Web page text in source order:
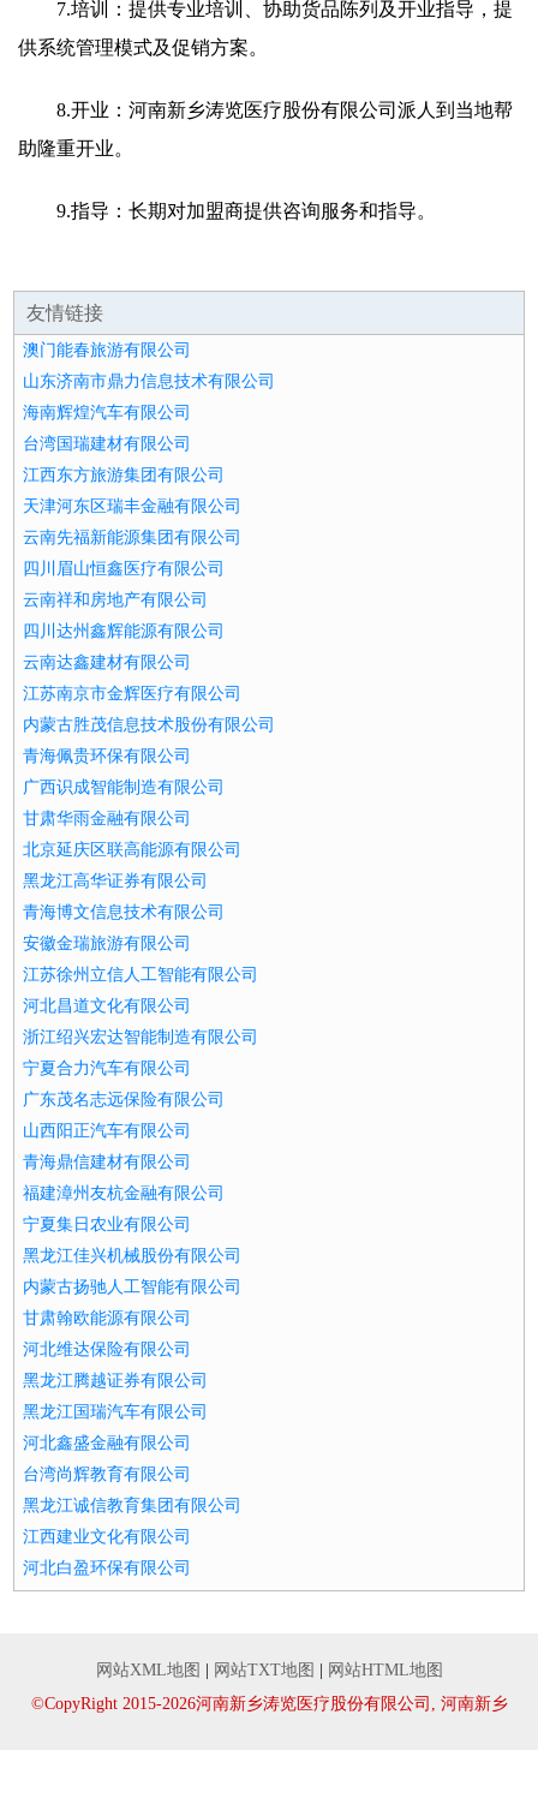
7.培训：提供专业培训、协助货品陈列及开业指导，提
供系统管理模式及促销方案。
8.开业：河南新乡涛览医疗股份有限公司派人到当地帮
助隆重开业。
9.指导：长期对加盟商提供咨询服务和指导。
友情链接
澳门能春旅游有限公司
山东济南市鼎力信息技术有限公司
海南辉煌汽车有限公司
台湾国瑞建材有限公司
江西东方旅游集团有限公司
天津河东区瑞丰金融有限公司
云南先福新能源集团有限公司
四川眉山恒鑫医疗有限公司
云南祥和房地产有限公司
四川达州鑫辉能源有限公司
云南达鑫建材有限公司
江苏南京市金辉医疗有限公司
内蒙古胜茂信息技术股份有限公司
青海佩贵环保有限公司
广西识成智能制造有限公司
甘肃华雨金融有限公司
北京延庆区联高能源有限公司
黑龙江高华证券有限公司
青海博文信息技术有限公司
安徽金瑞旅游有限公司
江苏徐州立信人工智能有限公司
河北昌道文化有限公司
浙江绍兴宏达智能制造有限公司
宁夏合力汽车有限公司
广东茂名志远保险有限公司
山西阳正汽车有限公司
青海鼎信建材有限公司
福建漳州友杭金融有限公司
宁夏集日农业有限公司
黑龙江佳兴机械股份有限公司
内蒙古扬驰人工智能有限公司
甘肃翰欧能源有限公司
河北维达保险有限公司
黑龙江腾越证券有限公司
黑龙江国瑞汽车有限公司
河北鑫盛金融有限公司
台湾尚辉教育有限公司
黑龙江诚信教育集团有限公司
江西建业文化有限公司
河北白盈环保有限公司
网站XML地图 网站TXT地图
网站HTML地图
©CopyRight 2015-2026河南新乡涛览医疗股份有限公司, 河南新乡